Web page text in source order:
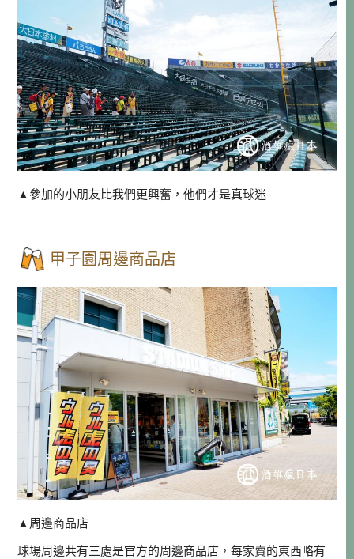
▲參加的小朋友比我們更興奮，他們才是真球迷
甲子園周邊商品店
▲周邊商品店
球場周邊共有三處是官方的周邊商品店，每家賣的東西略有